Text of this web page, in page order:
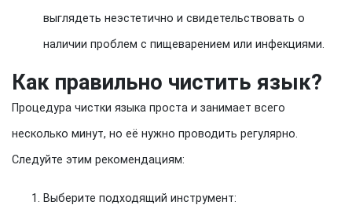
выглядеть неэстетично и свидетельствовать о
наличии проблем с пищеварением или инфекциями.
Как правильно чистить язык?
Процедура чистки языка проста и занимает всего
несколько минут, но её нужно проводить регулярно.
Следуйте этим рекомендациям:
Выберите подходящий инструмент: